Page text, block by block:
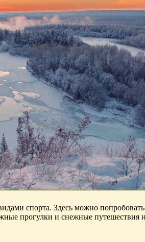
спорта. Здесь можно
прогулки и снежные путешествия